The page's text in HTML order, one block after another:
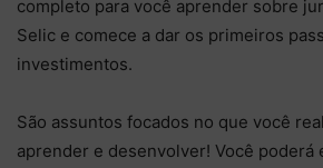
completo para você aprender sobre
Selic e comece a dar os primeiros
investimentos.
São assuntos focados no que você
aprender e desenvolver! Você poderá